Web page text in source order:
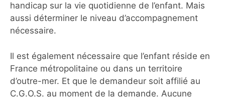
handicap sur la vie quotidienne de l’enfant. Mais
aussi déterminer le niveau d’accompagnement
nécessaire.
Il est également nécessaire que l’enfant réside en
France métropolitaine ou dans un territoire
d’outre-mer. Et que le demandeur soit affilié au
C.G.O.S. au moment de la demande. Aucune